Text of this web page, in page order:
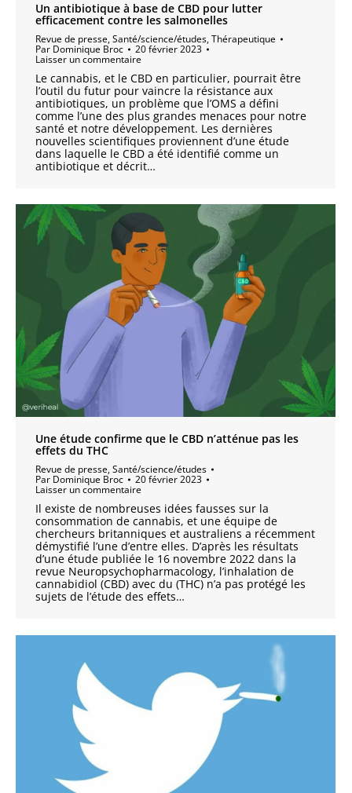
Un antibiotique à base de CBD pour lutter
efficacement contre les salmonelles
Revue de presse,Santé/science/études,Thérapeutique
Par Dominique Broc 20 février 2023
Laisser un commentaire
Le cannabis, et le CBD en particulier, pourrait être
l’outil du futur pour vaincre la résistance aux
antibiotiques, un problème que l’OMS a défini
comme l’une des plus grandes menaces pour notre
santé et notre développement. Les dernières
nouvelles scientifiques proviennent d’une étude
dans laquelle le CBD a été identifié comme un
antibiotique et décrit…
Une étude confirme que le CBD n’atténue pas les
effets du THC
Revue de presse,Santé/science/études
Par Dominique Broc 20 février 2023
Laisser un commentaire
Il existe de nombreuses idées fausses sur la
consommation de cannabis, et une équipe de
chercheurs britanniques et australiens a récemment
démystifié l’une d’entre elles. D’après les résultats
d’une étude publiée le 16 novembre 2022 dans la
revue Neuropsychopharmacology, l’inhalation de
cannabidiol (CBD) avec du (THC) n’a pas protégé les
sujets de l’étude des effets…